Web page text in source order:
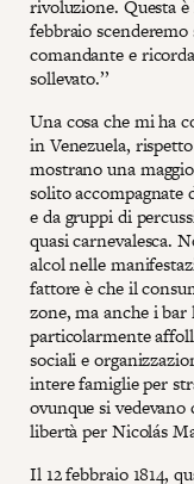
rivoluzione. Questa
febbraio
comandante e
sollevato.’’
Una cosa che mi ha
in Venezuela,
mostrano una
solito
e da gruppi di
quasi carnevalesca.
alcol nelle
fattore è che il
zone, ma anche i
particolarmente
sociali e
intere famiglie per
ovunque si
libertà per Nicolás
Il 12 febbraio 1814,